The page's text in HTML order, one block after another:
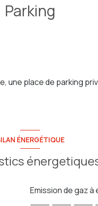
Parking
une place de parking
ÉNERGÉTIQUE
Emission de gaz